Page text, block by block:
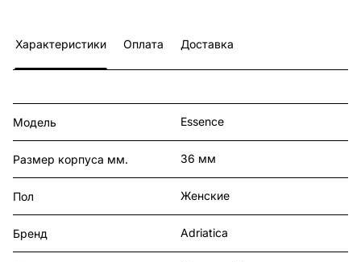
Характеристики Оплата Доставка
Модель Essence
Размер корпуса мм. 36 мм
Пол Женские
Бренд Adriatica